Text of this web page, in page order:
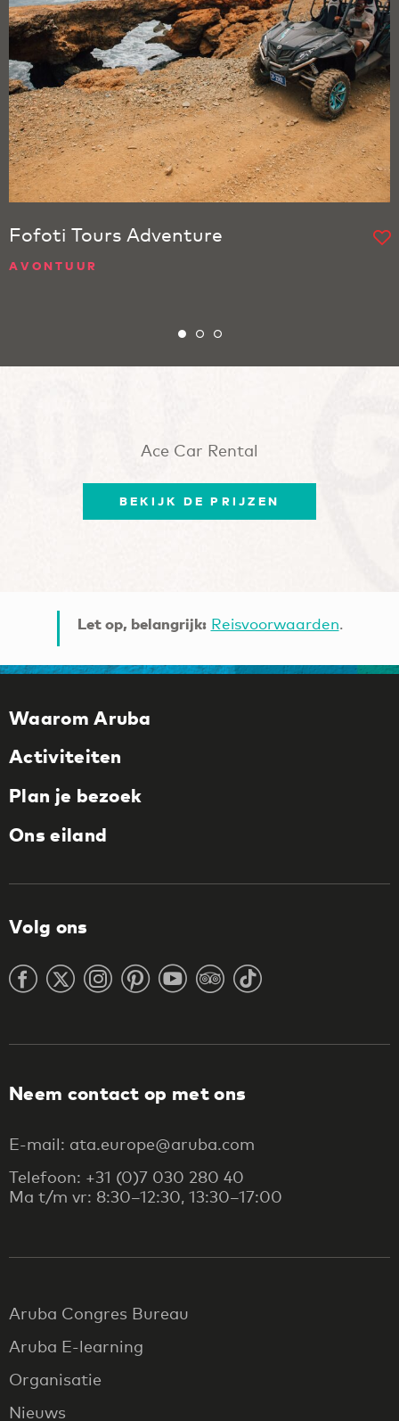
Fofoti Tours Adventure
AVONTUUR
Ace Car Rental
BEKIJK DE PRIJZEN
Let op, belangrijk: Reisvoorwaarden.
Waarom Aruba
Activiteiten
Plan je bezoek
Ons eiland
Volg ons
Neem contact op met ons
E-mail: ata.europe@aruba.com
Telefoon: +31 (0)7 030 280 40
Ma t/m vr: 8:30–12:30, 13:30–17:00
Aruba Congres Bureau
Aruba E-learning
Organisatie
Nieuws